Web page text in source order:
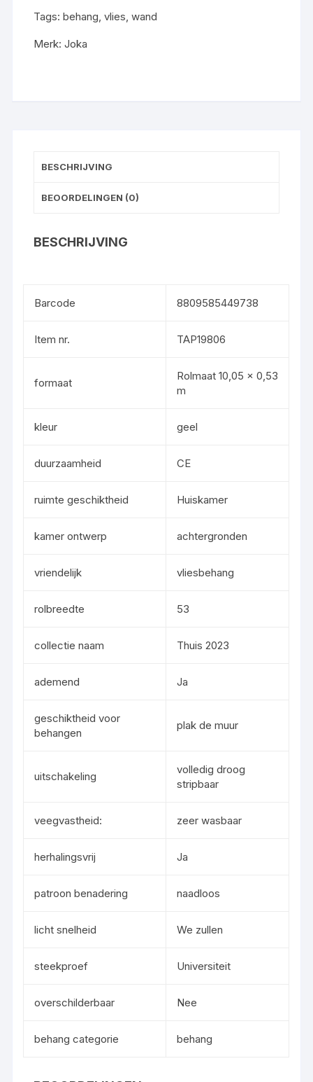
Tags:behang,vlies,wand
Merk:Joka
BESCHRIJVING
BEOORDELINGEN (0)
BESCHRIJVING
Barcode 8809585449738
Item nr. TAP19806
formaat
Rolmaat 10,05 x 0,53
m
kleur geel
duurzaamheid CE
ruimte geschiktheid Huiskamer
kamer ontwerp achtergronden
vriendelijk vliesbehang
rolbreedte 53
collectie naam Thuis 2023
ademend Ja
geschiktheid voor
behangen
plak de muur
uitschakeling
volledig droog
stripbaar
veegvastheid: zeer wasbaar
herhalingsvrij Ja
patroon benadering naadloos
licht snelheid We zullen
steekproef Universiteit
overschilderbaar Nee
behang categorie behang